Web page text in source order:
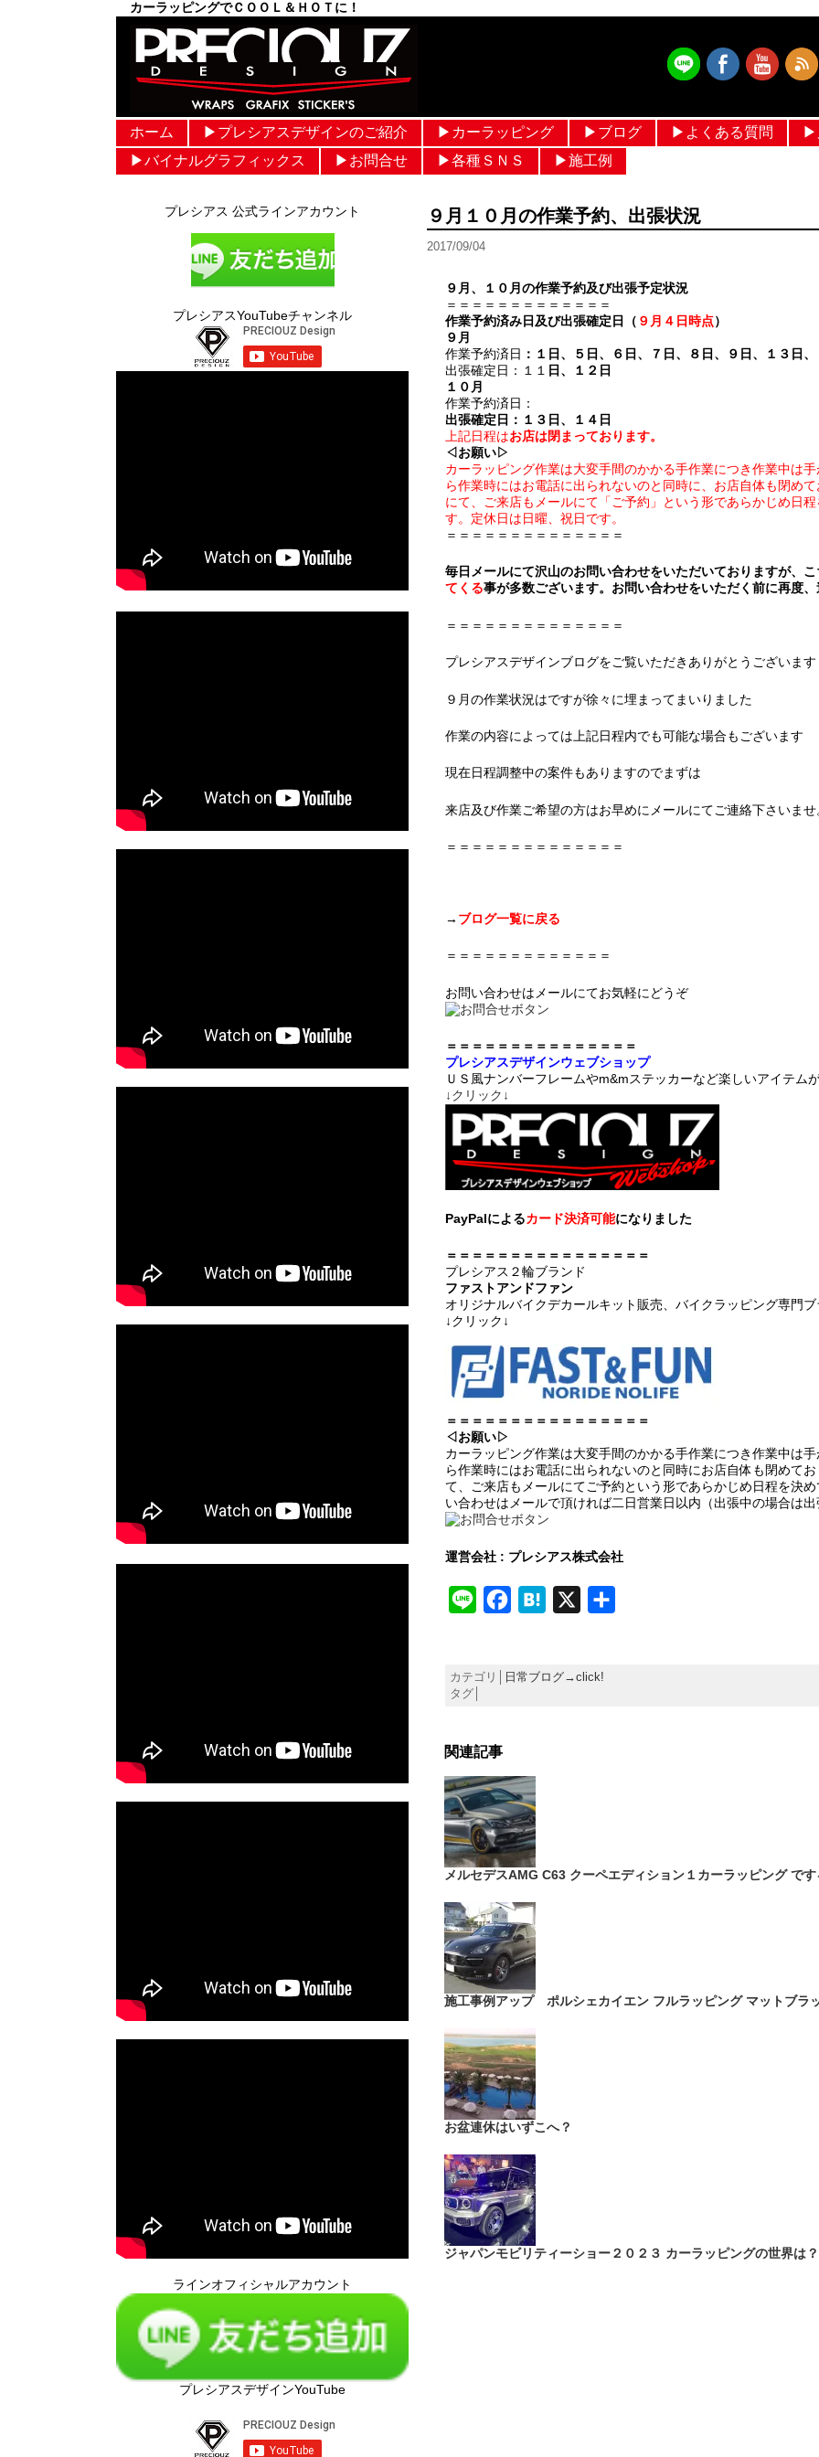
カーラッピングでＣＯＯＬ＆ＨＯＴに！
ホーム ▶︎プレシアスデザインのご紹介 ▶︎カーラッピング
フルラッピング価格 設定
ルーフラッピング
メッキモールラッピング
パートラッピング
ボンネットラッピング
フルカラーラッピング
ヘルメットラッピング
▶︎ブログ
作業ブログ
日常ブログ
▶︎よくある質問 ▶︎
▶︎バイナルグラフィックス
▶︎お問合せ ▶︎各種ＳＮＳ ▶︎施工例
９月１０月の作業予約、出張状況
2017/09/04
９月、１０月の作業予約及び出張予定状況
＝＝＝＝＝＝＝＝＝＝＝＝＝
作業予約済み日及び出張確定日（ ９月４日時点）
９月
作業予約済日 ：１日、５日、６日、７日、８日、９日、１３日
出張確定日：１１ 日、１２日
１０月
作業予約済日：
出張確定日：１３日、１４日
上記日程はお店は閉まっております。
◁お願い▷
カーラッピング作業は大変手間のかかる手作業につき作業中は
ら作業時にはお電話に出られないのと同時に、お店自体も閉め
にて、ご来店もメールにて「ご予約」という形であらかじめ日
す。定休日は日曜、祝日です。
＝＝＝＝＝＝＝＝＝＝＝＝＝＝
毎日メールにて沢山のお問い合わせをいただいておりますが、
てくる事が多数ございます。お問い合わせをいただく前に再度
＝＝＝＝＝＝＝＝＝＝＝＝＝＝
プレシアスデザインブログをご覧いただきありがとうございます
９月の作業状況はですが徐々に埋まってまいりました
作業の内容によっては上記日程内でも可能な場合もございます
現在日程調整中の案件もありますのでまずは
来店及び作業ご希望の方はお早めにメールにてご連絡下さいませ
＝＝＝＝＝＝＝＝＝＝＝＝＝＝
→ ブログ一覧に戻る
＝＝＝＝＝＝＝＝＝＝＝＝＝
お問い合わせはメールにてお気軽にどうぞ
＝＝＝＝＝＝＝＝＝＝＝＝＝＝＝
プレシアスデザインウェブショップ
ＵＳ風ナンバーフレームやm&mステッカーなど楽しいアイテム
↓クリック↓
PayPalによるカード決済可能になりました
＝＝＝＝＝＝＝＝＝＝＝＝＝＝＝＝
プレシアス２輪ブランド
ファストアンドファン
オリジナルバイクデカールキット販売、バイクラッピング専門ブ
↓クリック↓
＝＝＝＝＝＝＝＝＝＝＝＝＝＝＝＝
◁お願い▷
カーラッピング作業は大変手間のかかる手作業につき作業中は
ら作業時にはお電話に出られないのと同時にお店自体も閉めて
て、ご来店もメールにてご予約という形であらかじめ日程を決
い合わせはメールで頂ければ二日営業日以内（出張中の場合は
運営会社 : プレシアス株式会社
Line Facebook
Hatena
カテゴリ│
日常ブログ→click!
タグ│
関連記事
メルセデスAMG C63 クーペエディション１カーラッピング です
施工事例アップ ポルシェカイエン フルラッピング マットブラ
お盆連休はいずこへ？
ジャパンモビリティーショー２０２３ カーラッピングの世界は？
プレシアス 公式ラインアカウント
プレシアスYouTubeチャンネル
ラインオフィシャルアカウント
プレシアスデザインYouTube